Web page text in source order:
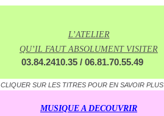
L’ATELIER
QU’IL FAUT ABSOLUMENT VISITER
03.84.2410.35 / 06.81.70.55.49
CLIQUER SUR LES TITRES POUR EN SAVOIR PLUS
MUSIQUE A DECOUVRIR